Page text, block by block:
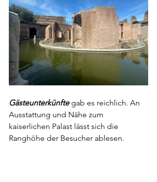
Gästeunterkünfte gab es reichlich. An
Ausstattung und Nähe zum
kaiserlichen Palast lässt sich die
Ranghöhe der Besucher ablesen.